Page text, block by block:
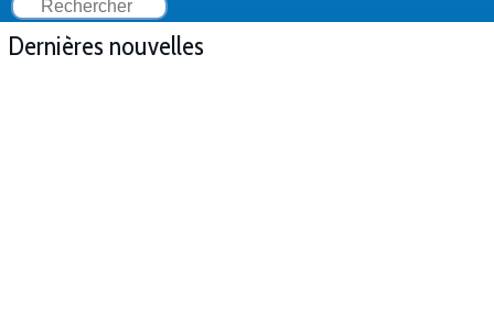
Dernières nouvelles